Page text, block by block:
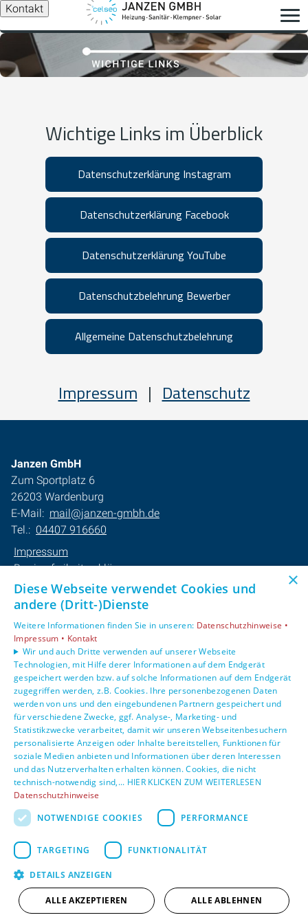
Kontakt
Wichtige Links im Überblick
Datenschutzerklärung Instagram
Datenschutzerklärung Facebook
Datenschutzerklärung YouTube
Datenschutzbelehrung Bewerber
Allgemeine Datenschutzbelehrung
Impressum | Datenschutz
Janzen GmbH
Zum Sportplatz 6
26203 Wardenburg
E-Mail: mail@janzen-gmbh.de
Tel.: 04407 916660
Impressum
Barrierefreiheitserklärung
Datenschutzerklärung
AGB
Unsere Bereiche
Privatkunden
Gewerbekunden
Karriere
Unternehmen
Kontakt
×
Diese Webseite verwendet Cookies und
andere (Dritt-)Dienste
Weitere Informationen finden Sie in unseren: Datenschutzhinweise •
Impressum • Kontakt
Wir und auch Dritte verwenden auf unserer Webseite
Technologien, mit Hilfe derer Informationen auf dem Endgerät
gespeichert werden bzw. auf solche Informationen auf dem Endgerät
zugegriffen werden, z.B. Cookies. Ihre personenbezogenen Daten
werden von uns und den eingebundenen Partnern gespeichert und
für verschiedene Zwecke, ggf. Analyse-, Marketing- und
Statistikzwecke verarbeitet, damit wir unseren Webseitenbesuchern
personalisierte Anzeigen oder Inhalte bereitstellen, Funktionen für
soziale Medien anbieten und Informationen über deren Interessen
und das Nutzerverhalten erhalten können. Cookies, die nicht
technisch-notwendig sind,... HIER KLICKEN ZUM WEITERLESEN
Datenschutzhinweise
NOTWENDIGE COOKIES
PERFORMANCE
TARGETING FUNKTIONALITÄT
DETAILS ANZEIGEN
ALLE AKZEPTIEREN ALLE ABLEHNEN